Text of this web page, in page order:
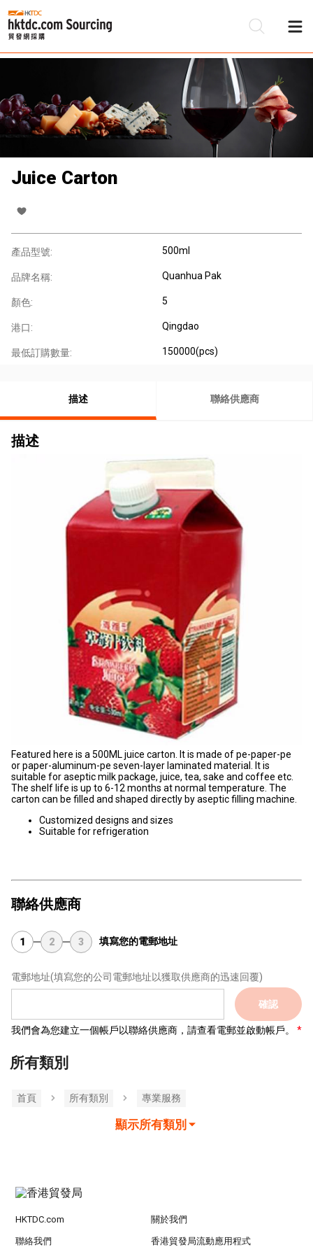
Juice Carton
產品型號: 500ml
品牌名稱: Quanhua Pak
顏色: 5
港口: Qingdao
最低訂購數量: 150000(pcs)
描述 聯絡供應商
描述
Featured here is a 500ML juice carton. It is made of pe-paper-pe
or paper-aluminum-pe seven-layer laminated material. It is
suitable for aseptic milk package, juice, tea, sake and coffee etc.
The shelf life is up to 6-12 months at normal temperature. The
carton can be filled and shaped directly by aseptic filling machine.
Customized designs and sizes
Suitable for refrigeration
聯絡供應商
1 2 3 填寫您的電郵地址
電郵地址(填寫您的公司電郵地址以獲取供應商的迅速回覆)
確認
我們會為您建立一個帳戶以聯絡供應商，請查看電郵並啟動帳戶。
所有類別
首頁 所有類別 專業服務
顯示所有類別
HKTDC.com 關於我們
聯絡我們 香港貿發局流動應用程式